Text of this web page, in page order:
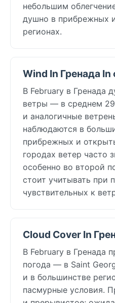
небольшим
душно в прибрежных
регионах.
Wind In Гренада
В February в Гренада
ветры — в среднем
и аналогичные
наблюдаются в
прибрежных и
городах ветер часто
особенно во второй
стоит учитывать при
чувствительных к
Cloud Cover In
В February в Гренада
погода — в Saint
и в большинстве
пасмурные условия.